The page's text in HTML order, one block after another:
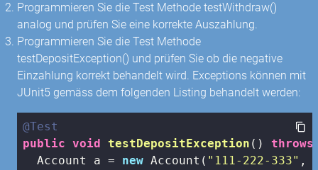
Programmieren Sie die Test Methode testWithdraw()
analog und prüfen Sie eine korrekte Auszahlung.
Programmieren Sie die Test Methode
testDepositException() und prüfen Sie ob die negative
Einzahlung korrekt behandelt wird. Exceptions können mit
JUnit5 gemäss dem folgenden Listing behandelt werden:
@Test
public
void testDepositException () throws
  Account a =
new Account( "111-222-333" ,